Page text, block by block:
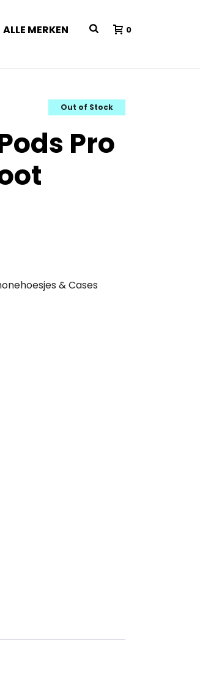
ALLE MERKEN 0
Out of Stock
Pro
& Cases